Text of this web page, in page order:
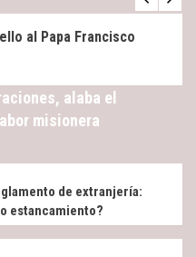
al Papa Francisco
alaba el
misionera
de extranjería:
estancamiento?